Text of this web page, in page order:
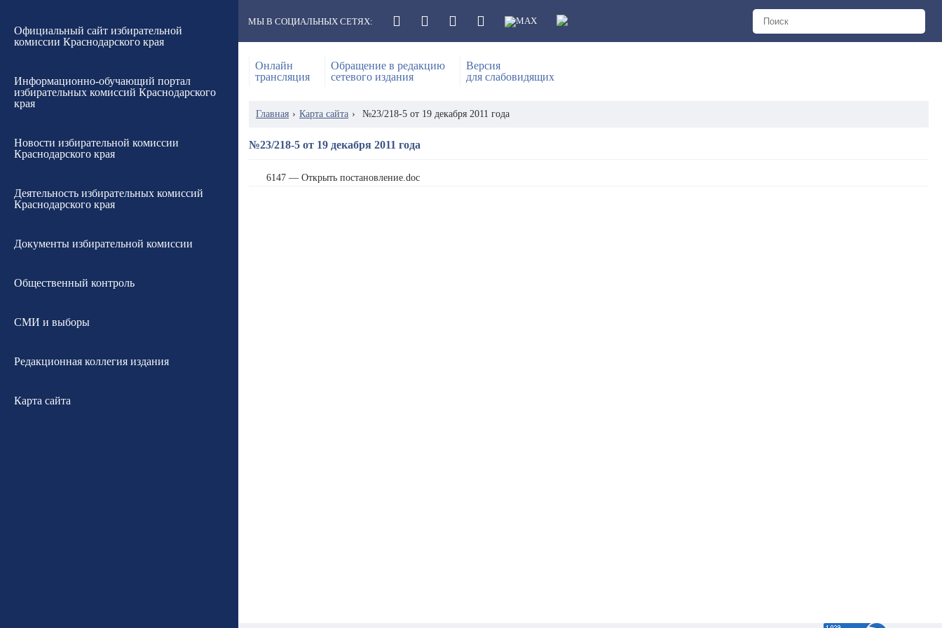
Официальный сайт избирательной
комиссии Краснодарского края
Информационно-обучающий портал
избирательных комиссий Краснодарского
края
Новости избирательной комиссии
Краснодарского края
Деятельность избирательных комиссий
Краснодарского края
Документы избирательной комиссии
Общественный контроль
СМИ и выборы
Редакционная коллегия издания
Карта сайта
МЫ В СОЦИАЛЬНЫХ СЕТЯХ:
Онлайн
трансляция
Обращение в редакцию
сетевого издания
Версия
для слабовидящих
Главная › Карта сайта › №23/218-5 от 19 декабря 2011 года
№23/218-5 от 19 декабря 2011 года
6147 — Открыть постановление.doc